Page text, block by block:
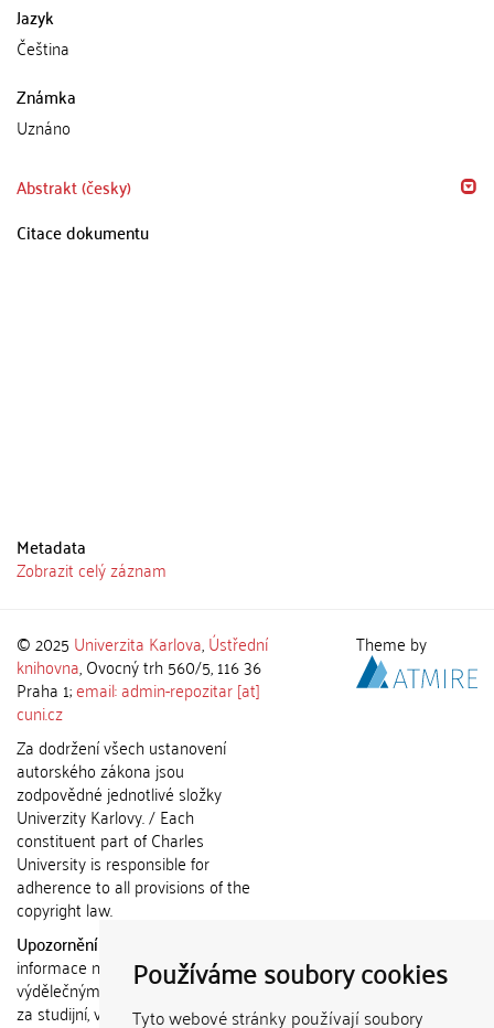
Používáme soubory cookies
Tyto webové stránky používají soubory
Jazyk
Čeština
Známka
Uznáno
Abstrakt (česky)
Citace dokumentu
Metadata
Zobrazit celý záznam
© 2025 Univerzita Karlova,Ústřední
knihovna, Ovocný trh 560/5, 116 36
Praha 1;email: admin-repozitar [at]
cuni.cz
Za dodržení všech ustanovení
autorského zákona jsou
zodpovědné jednotlivé složky
Univerzity Karlovy. / Each
constituent part of Charles
University is responsible for
adherence to all provisions of the
copyright law.
Upozornění / Notice:
informace nemohou být použity k
výdělečným účelům nebo vydávány
za studijní, vědeckou nebo jinou
Theme by